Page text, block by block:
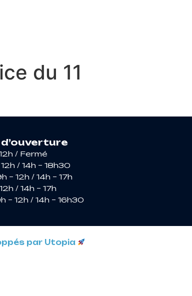
du 11
/ Fermé
/ 14h – 18h30
– 12h / 14h – 17h
/ 14h – 17h
– 12h / 14h – 16h30
par Utopia